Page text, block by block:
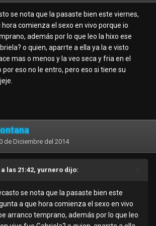
se nota que la pasaste bien este viernes,
comienza el sexo en vivo porque io
además por lo que leo la hixo ese
o quien, aparrte a ella ya la e visto
mas o menos y la veo seca y fria en el
eso no le entro, pero eso si tiene su
de Diciembre del 2014
a las 21:42, yurnero dijo:
se nota que la pasaste bien este
a que hora comienza el sexo en vivo
arranco temprano, además por lo que leo